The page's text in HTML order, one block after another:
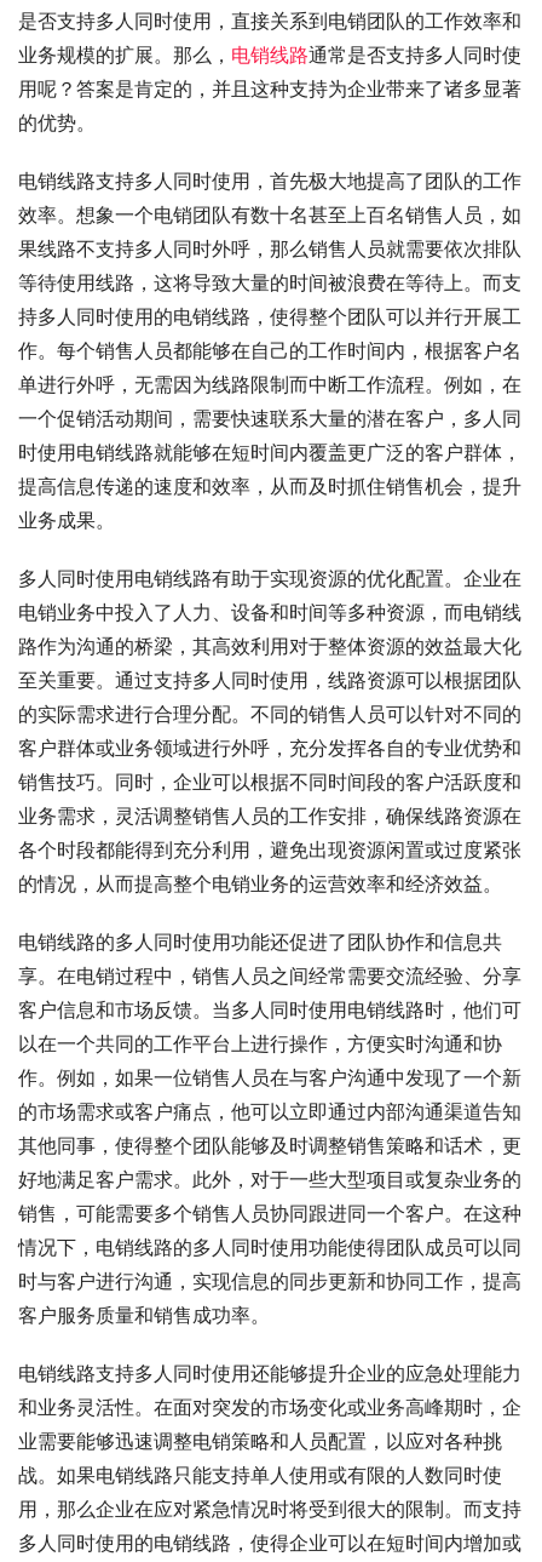
是否支持多人同时使用，直接关系到电销团队的工作效率和
业务规模的扩展。那么， 电销线路通常是否支持多人同时使
用呢？答案是肯定的，并且这种支持为企业带来了诸多显著
的优势。
电销线路支持多人同时使用，首先极大地提高了团队的工作
效率。想象一个电销团队有数十名甚至上百名销售人员，如
果线路不支持多人同时外呼，那么销售人员就需要依次排队
等待使用线路，这将导致大量的时间被浪费在等待上。而支
持多人同时使用的电销线路，使得整个团队可以并行开展工
作。每个销售人员都能够在自己的工作时间内，根据客户名
单进行外呼，无需因为线路限制而中断工作流程。例如，在
一个促销活动期间，需要快速联系大量的潜在客户，多人同
时使用电销线路就能够在短时间内覆盖更广泛的客户群体，
提高信息传递的速度和效率，从而及时抓住销售机会，提升
业务成果。
多人同时使用电销线路有助于实现资源的优化配置。企业在
电销业务中投入了人力、设备和时间等多种资源，而电销线
路作为沟通的桥梁，其高效利用对于整体资源的效益最大化
至关重要。通过支持多人同时使用，线路资源可以根据团队
的实际需求进行合理分配。不同的销售人员可以针对不同的
客户群体或业务领域进行外呼，充分发挥各自的专业优势和
销售技巧。同时，企业可以根据不同时间段的客户活跃度和
业务需求，灵活调整销售人员的工作安排，确保线路资源在
各个时段都能得到充分利用，避免出现资源闲置或过度紧张
的情况，从而提高整个电销业务的运营效率和经济效益。
电销线路的多人同时使用功能还促进了团队协作和信息共
享。在电销过程中，销售人员之间经常需要交流经验、分享
客户信息和市场反馈。当多人同时使用电销线路时，他们可
以在一个共同的工作平台上进行操作，方便实时沟通和协
作。例如，如果一位销售人员在与客户沟通中发现了一个新
的市场需求或客户痛点，他可以立即通过内部沟通渠道告知
其他同事，使得整个团队能够及时调整销售策略和话术，更
好地满足客户需求。此外，对于一些大型项目或复杂业务的
销售，可能需要多个销售人员协同跟进同一个客户。在这种
情况下，电销线路的多人同时使用功能使得团队成员可以同
时与客户进行沟通，实现信息的同步更新和协同工作，提高
客户服务质量和销售成功率。
电销线路支持多人同时使用还能够提升企业的应急处理能力
和业务灵活性。在面对突发的市场变化或业务高峰期时，企
业需要能够迅速调整电销策略和人员配置，以应对各种挑
战。如果电销线路只能支持单人使用或有限的人数同时使
用，那么企业在应对紧急情况时将受到很大的限制。而支持
多人同时使用的电销线路，使得企业可以在短时间内增加或